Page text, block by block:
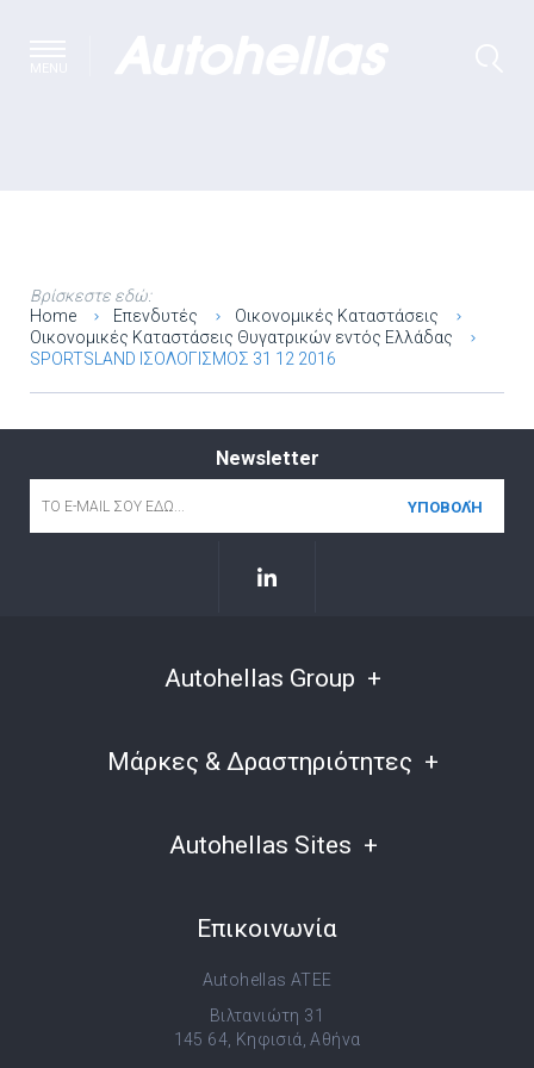
Βρίσκεστε εδώ:
Home
Επενδυτές
Οικονομικές Καταστάσεις
Οικονομικές Καταστάσεις Θυγατρικών εντός Ελλάδας
SPORTSLAND ΙΣΟΛΟΓΙΣΜΟΣ 31 12 2016
Newsletter
Autohellas Group
Μάρκες & Δραστηριότητες
Autohellas Sites
Επικοινωνία
Autohellas ATEE
Βιλτανιώτη 31
145 64, Κηφισιά, Αθήνα